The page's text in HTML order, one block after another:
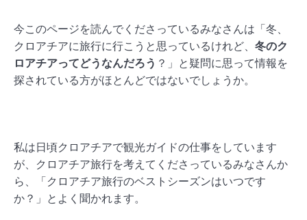
今このページを読んでくださっているみなさんは「冬、
クロアチアに旅行に行こうと思っているけれど、 冬のク
ロアチアってどうなんだろう ？」と疑問に思って情報を
探されている方がほとんどではないでしょうか。
私は日頃クロアチアで観光ガイドの仕事をしています
が、クロアチア旅行を考えてくださっているみなさんか
ら、「クロアチア旅行のベストシーズンはいつです
か？」とよく聞かれます。